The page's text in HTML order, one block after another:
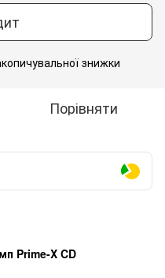
знижки
Порівняти
Prime-X CD